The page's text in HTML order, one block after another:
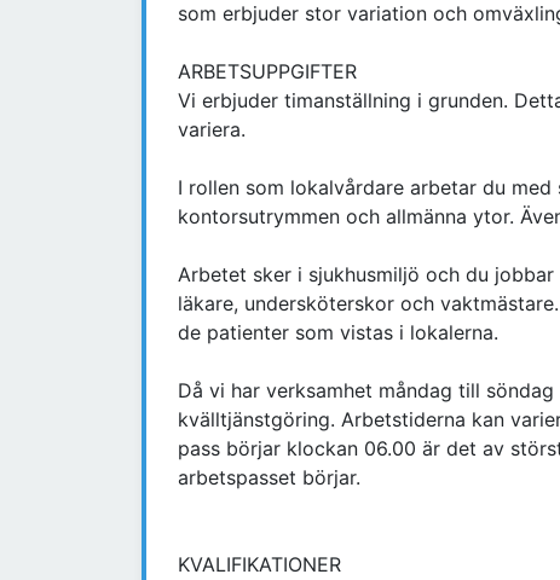
som erbjuder stor variation och
ARBETSUPPGIFTER
Vi erbjuder timanställning i grunden.
variera.
I rollen som lokalvårdare arbetar du
kontorsutrymmen och allmänna ytor.
Arbetet sker i sjukhusmiljö och du
läkare, undersköterskor och
de patienter som vistas i lokalerna.
Då vi har verksamhet måndag till
kvälltjänstgöring. Arbetstiderna kan
pass börjar klockan 06.00 är det av
arbetspasset börjar.
KVALIFIKATIONER